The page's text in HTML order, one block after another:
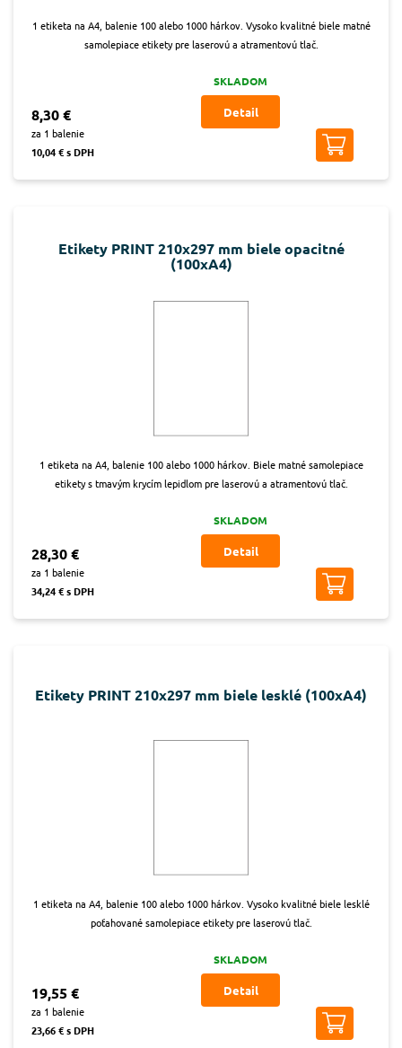
1 etiketa na A4, balenie 100 alebo 1000 hárkov. Vysoko kvalitné biele matné
samolepiace etikety pre laserovú a atramentovú tlač.
8,30 €
za 1 balenie
10,04 € s DPH
SKLADOM
Detail
Etikety PRINT 210x297 mm biele opacitné
(100xA4)
1 etiketa na A4, balenie 100 alebo 1000 hárkov. Biele matné samolepiace
etikety s tmavým krycím lepidlom pre laserovú a atramentovú tlač.
28,30 €
za 1 balenie
34,24 € s DPH
SKLADOM
Detail
Etikety PRINT 210x297 mm biele lesklé (100xA4)
1 etiketa na A4, balenie 100 alebo 1000 hárkov. Vysoko kvalitné biele lesklé
poťahované samolepiace etikety pre laserovú tlač.
19,55 €
za 1 balenie
23,66 € s DPH
SKLADOM
Detail